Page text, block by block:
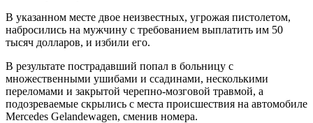
В указанном месте двое неизвестных, угрожая пистолетом,
набросились на мужчину с требованием выплатить им 50
тысяч долларов, и избили его.
В результате пострадавший попал в больницу с
множественными ушибами и ссадинами, несколькими
переломами и закрытой черепно-мозговой травмой, а
подозреваемые скрылись с места происшествия на автомобиле
Mercedes Gelandewagen, сменив номера.